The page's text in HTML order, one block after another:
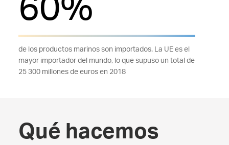
60%
de los productos marinos son importados. La UE es el
mayor importador del mundo, lo que supuso un total de
25 300 millones de euros en 2018
Qué hacemos